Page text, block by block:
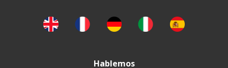
Hablemos